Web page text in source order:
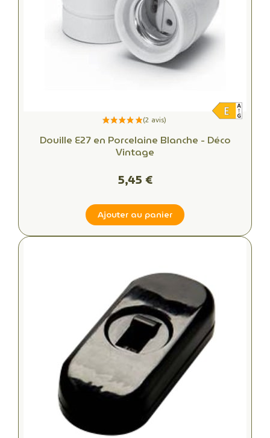
Douille E27 en Porcelaine Blanche - Déco
Vintage
5,45 €
Ajouter au panier